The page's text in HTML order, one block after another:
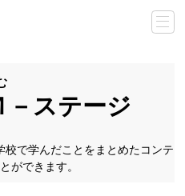
－ステージ
で学んだことをまとめたコンテ
ができます。